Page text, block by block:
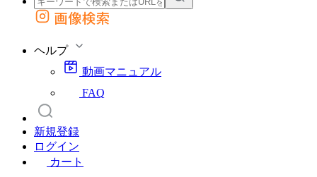
外部サイトの商品をカートに追加
画像検索
ヘルプ
動画マニュアル
FAQ
新規登録
ログイン
カート